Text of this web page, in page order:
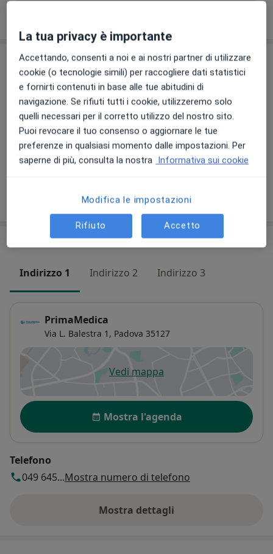
Prestazioni e prezzi
Prima visita fisiatrica
Da 100 € Dettagli Prenota una visita
Visita fisiatrica
Dettagli
Come funzionano i prezzi?
Indirizzi (3)
Indirizzo 1 Indirizzo 2 Indirizzo 3
PrimaMedica
Via L. Balestra 1, Padova 35127
Vedi mappasi apre in una nuova scheda
Disponibilità
Mostra l'agenda
Telefono
049 645...Mostra numero di telefono
Mostra dettagli
sull'indirizzo
La tua privacy è importante
Accettando, consenti a noi e ai nostri partner di utilizzare
cookie (o tecnologie simili) per raccogliere dati statistici
e fornirti contenuti in base alle tue abitudini di
navigazione. Se rifiuti tutti i cookie, utilizzeremo solo
quelli necessari per il corretto utilizzo del nostro sito.
Puoi revocare il tuo consenso o aggiornare le tue
preferenze in qualsiasi momento dalle impostazioni. Per
saperne di più, consulta la nostra Informativa sui cookie
Modifica le impostazioni
Rifiuto Accetto